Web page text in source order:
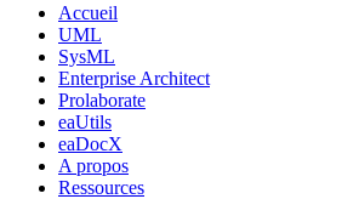
Accueil
UML
SysML
Enterprise Architect
Prolaborate
eaUtils
eaDocX
A propos
Ressources